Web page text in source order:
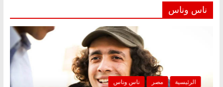
ناس وناس
الرئيسية مصر ناس وناس